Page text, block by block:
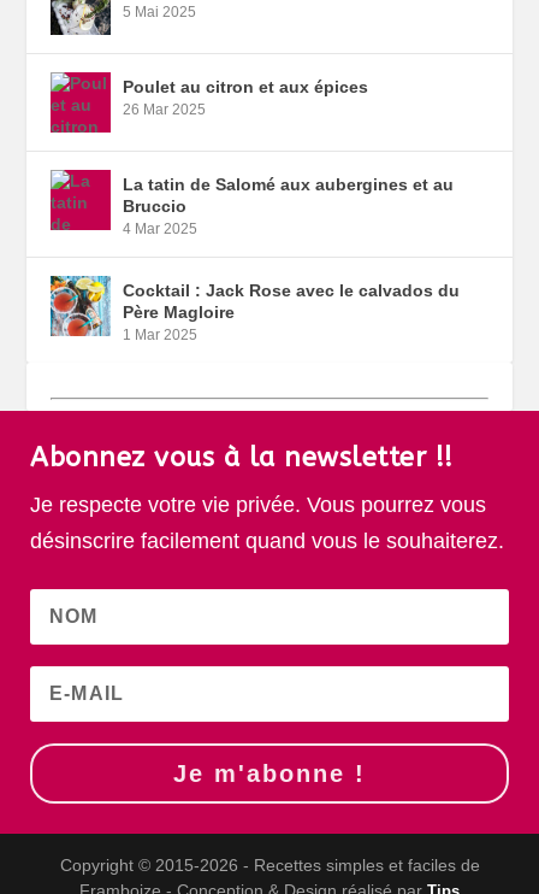
5 Mai 2025
Poulet au citron et aux épices
26 Mar 2025
La tatin de Salomé aux aubergines et au
Bruccio
4 Mar 2025
Cocktail : Jack Rose avec le calvados du
Père Magloire
1 Mar 2025
Abonnez vous à la newsletter !!
Je respecte votre vie privée. Vous pourrez vous
désinscrire facilement quand vous le souhaiterez.
Je m'abonne !
Copyright © 2015-2026 - Recettes simples et faciles de